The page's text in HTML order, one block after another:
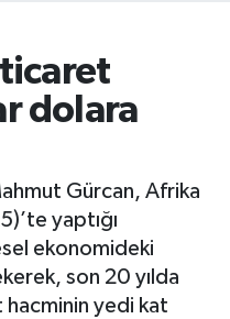
dolara
Gürcan, Afrika
yaptığı
ekonomideki
son 20 yılda
hacminin yedi kat